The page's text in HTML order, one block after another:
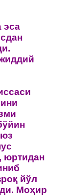
эса
юртидан
йўл
Мoҳир